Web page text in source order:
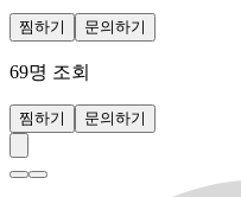
찜하기 문의하기
69명 조회
찜하기 문의하기